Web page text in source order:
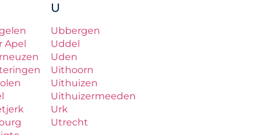
Apel
U
Ubbergen
Uddel
Uden
Uithoorn
Uithuizen
Uithuizermeeden
Urk
Utrecht